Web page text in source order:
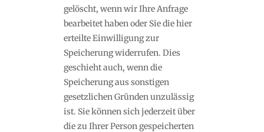
gelöscht, wenn wir Ihre Anfrage
bearbeitet haben oder Sie die hier
erteilte Einwilligung zur
Speicherung widerrufen. Dies
geschieht auch, wenn die
Speicherung aus sonstigen
gesetzlichen Gründen unzulässig
ist. Sie können sich jederzeit über
die zu Ihrer Person gespeicherten